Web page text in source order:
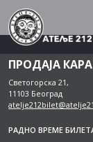
Skip
to
content
ПРОДАЈА
Светогорска 21,
11103 Београд
РАДНО ВРЕМЕ